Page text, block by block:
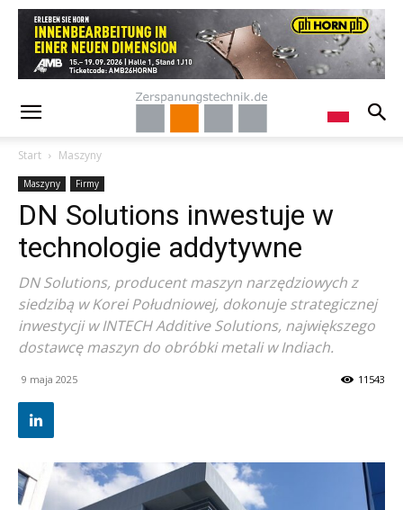
Start Maszyny
Maszyny Firmy
DN Solutions inwestuje w
technologie addytywne
DN Solutions, producent maszyn narzędziowych z
siedzibą w Korei Południowej, dokonuje strategicznej
inwestycji w INTECH Additive Solutions, największego
dostawcę maszyn do obróbki metali w Indiach.
9 maja 2025 11543